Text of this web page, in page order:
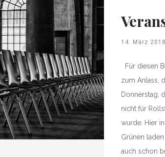
14. März 2018
Für diesen
zum Anlass,
Donnerstag,
nicht für
wurde. Hier
Grünen
auch schon